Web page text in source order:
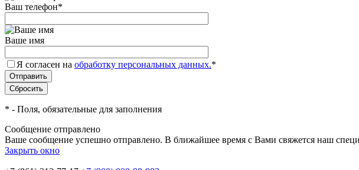
Ваш телефон*
Ваше имя
Я согласен на обработку персональных данных.*
* - Поля, обязательные для заполнения
Сообщение отправлено
Ваше сообщение успешно отправлено. В ближайшее время с Вами свяжется наш
Закрыть окно